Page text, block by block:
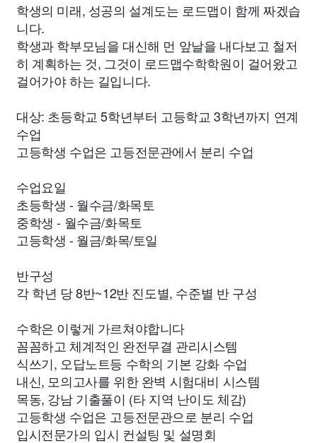
학생의 미래, 성공의 설계도는 로드맵이 함께 짜겠습
니다.
학생과 학부모님을 대신해 먼 앞날을 내다보고 철저
히 계획하는 것, 그것이 로드맵수학학원이 걸어왔고
걸어가야 하는 길입니다.
대상: 초등학교 5학년부터 고등학교 3학년까지 연계
수업
고등학생 수업은 고등전문관에서 분리 수업
수업요일
초등학생 - 월수금/화목토
중학생 - 월수금/화목토
고등학생 - 월금/화목/토일
반구성
각 학년 당 8반~12반 진도별, 수준별 반 구성
수학은 이렇게 가르쳐야합니다
꼼꼼하고 체계적인 완전무결 관리시스템
식쓰기, 오답노트등 수학의 기본 강화 수업
내신, 모의고사를 위한 완벽 시험대비 시스템
목동, 강남 기출풀이 (타 지역 난이도 체감)
고등학생 수업은 고등전문관으로 분리 수업
입시전문가의 입시 컨설팅 및 설명회